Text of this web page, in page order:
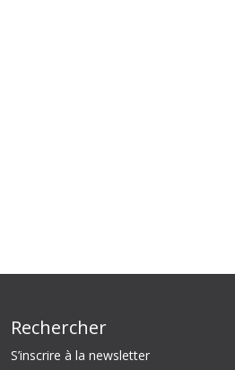
Rechercher
S’inscrire à la newsletter